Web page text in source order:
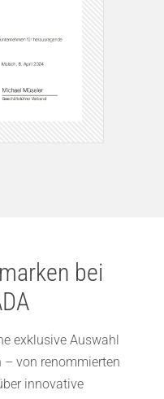
bei
exklusive Auswahl
– von renommierten
innovative